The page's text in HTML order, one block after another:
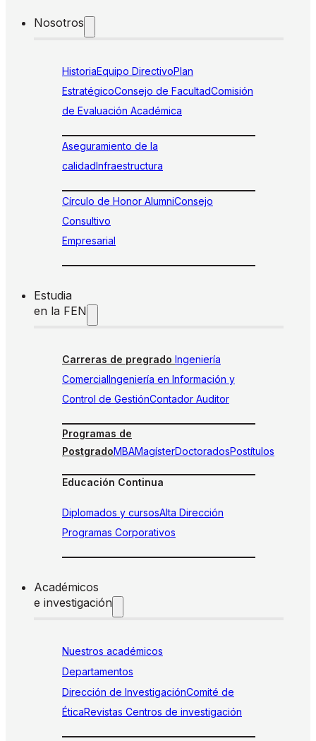
Nosotros
HistoriaEquipo DirectivoPlan
EstratégicoConsejo de FacultadComisión
de Evaluación Académica
Aseguramiento de la
calidadInfraestructura
Círculo de Honor AlumniConsejo
Consultivo
Empresarial
Estudia
en la FEN
Carreras de pregrado Ingeniería
ComercialIngeniería en Información y
Control de GestiónContador Auditor
Programas de
PostgradoMBAMagísterDoctoradosPostítulos
Educación Continua
Diplomados y cursosAlta Dirección
Programas Corporativos
Académicos
e investigación
Nuestros académicos
Departamentos
Dirección de InvestigaciónComité de
ÉticaRevistas Centros de investigación